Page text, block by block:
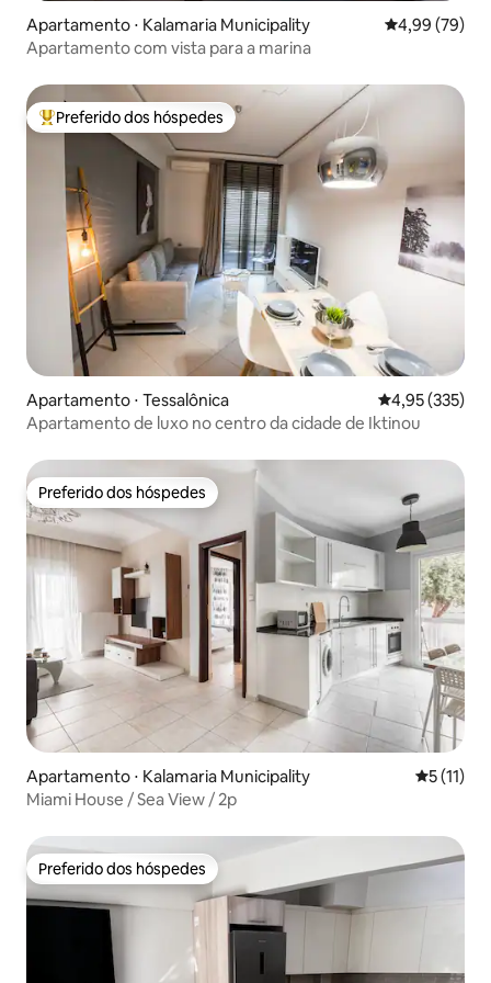
Apartamento ⋅ Kalamaria Municipality 4,99 de uma
4,99 (79)
Apartamento com vista para a marina
Entre os melhores preferidos dos hóspedes
Preferido dos hóspedes
Apartamento ⋅ Tessalônica 4,95 de uma
4,95 (335)
Apartamento de luxo no centro da cidade de Iktinou
Preferido dos hóspedes
Preferido dos hóspedes
Apartamento ⋅ Kalamaria Municipality 5 de uma
5 (11)
Miami House / Sea View / 2p
Preferido dos hóspedes
Preferido dos hóspedes